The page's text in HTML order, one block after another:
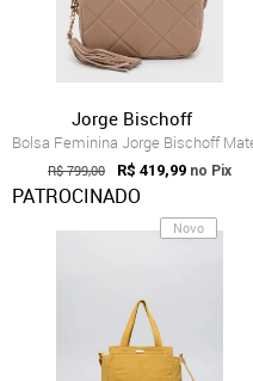
Jorge Bischoff
R$ 799,00 R$ 419,99 no Pix
PATROCINADO
Novo